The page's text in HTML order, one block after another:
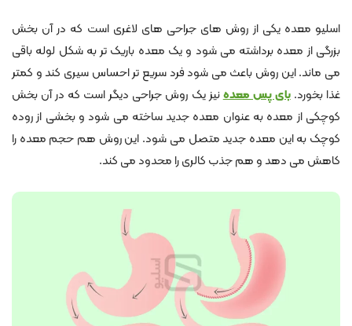
اسلیو معده یکی از روش های جراحی های لاغری است که در آن بخش
بزرگی از معده برداشته می شود و یک معده باریک تر به شکل لوله باقی
می ماند. این روش باعث می شود فرد سریع تر احساس سیری کند و کمتر
غذا بخورد.بای پس معدهنیز یک روش جراحی دیگر است که در آن بخش
کوچکی از معده به عنوان معده جدید ساخته می شود و بخشی از روده
کوچک به این معده جدید متصل می شود. این روش هم حجم معده را
کاهش می دهد و هم جذب کالری را محدود می کند.